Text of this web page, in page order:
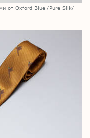
от Oxford Blue /Pure Silk/